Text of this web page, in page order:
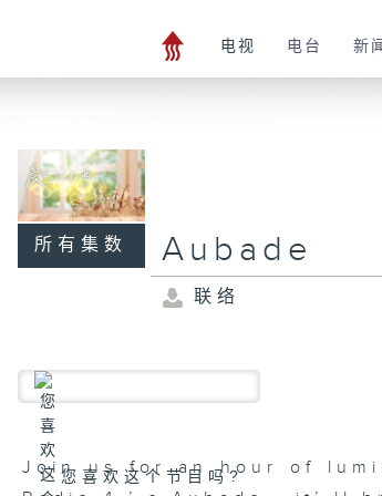
电视 电台 新闻
所有集数 Aubade
联络
您喜欢这个节目吗?
Join us for an hour of